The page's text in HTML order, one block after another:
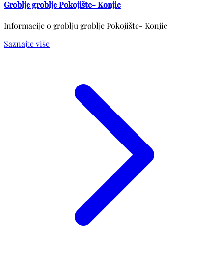
Groblje groblje Pokojište- Konjic
Informacije o groblju groblje Pokojište- Konjic
Saznajte više